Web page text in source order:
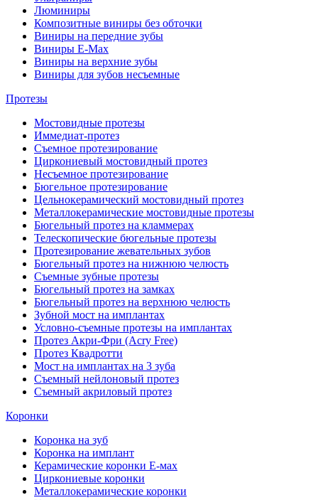
Люминиры
Композитные виниры без обточки
Виниры на передние зубы
Виниры E-Max
Виниры на верхние зубы
Виниры для зубов несъемные
Протезы
Мостовидные протезы
Иммедиат-протез
Съемное протезирование
Циркониевый мостовидный протез
Несъемное протезирование
Бюгельное протезирование
Цельнокерамический мостовидный протез
Металлокерамические мостовидные протезы
Бюгельный протез на кламмерах
Телескопические бюгельные протезы
Протезирование жевательных зубов
Бюгельный протез на нижнюю челюсть
Съемные зубные протезы
Бюгельный протез на замках
Бюгельный протез на верхнюю челюсть
Зубной мост на имплантах
Условно-съемные протезы на имплантах
Протез Акри-Фри (Acry Free)
Протез Квадротти
Мост на имплантах на 3 зуба
Съемный нейлоновый протез
Съемный акриловый протез
Коронки
Коронка на зуб
Коронка на имплант
Керамические коронки Е-мах
Циркониевые коронки
Металлокерамические коронки